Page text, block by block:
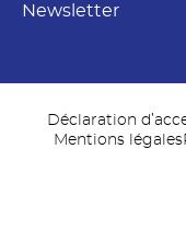
Newsletter
Déclaration
Mentions légales